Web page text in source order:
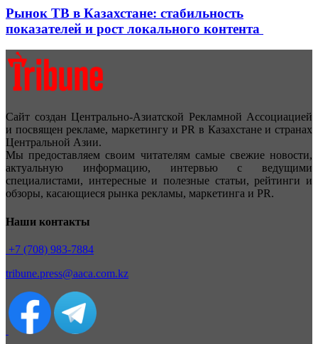
Рынок ТВ в Казахстане: стабильность
показателей и рост локального контента
Сайт создан Центрально-Азиатской Рекламной Ассоциацией
и посвящен рекламе, маркетингу и PR в Казахстане и странах
Центральной Азии.
Мы предоставляем своим читателям самые свежие новости,
актуальную информацию, интервью с ведущими
специалистами, интересные и полезные статьи, рейтинги и
обзоры, касающиеся рынка рекламы, маркетинга и PR.
Наши контакты
+7 (708) 983-7884
tribune.press@aaca.com.kz